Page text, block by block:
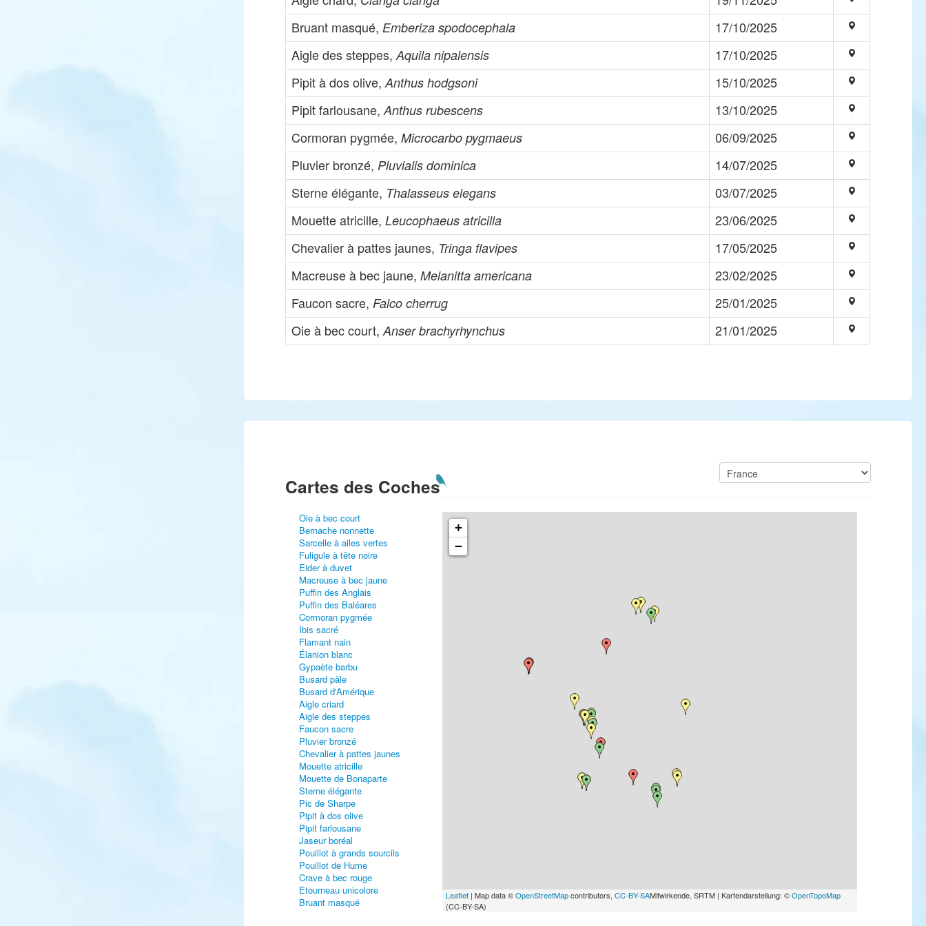
Bruant masqué, Emberiza spodocephala
17/10/2025
Aigle des steppes,Aquila nipalensis
17/10/2025
Pipit à dos olive,Anthus hodgsoni
15/10/2025
Pipit farlousane,Anthus rubescens
13/10/2025
Cormoran pygmée,Microcarbo pygmaeus
06/09/2025
Pluvier bronzé, Pluvialis dominica
14/07/2025
Sterne élégante, Thalasseus elegans
03/07/2025
Mouette atricille,Leucophaeus atricilla
23/06/2025
Chevalier à pattes jaunes, Tringa flavipes
17/05/2025
Macreuse à bec jaune,Melanitta americana
23/02/2025
Faucon sacre, Falco cherrug
25/01/2025
Oie à bec court,Anser brachyrhynchus 21/01/2025
Cartes des Coches
Oie à bec court
Bernache nonnette
Sarcelle à ailes vertes
Fuligule à tête noire
Eider à duvet
Macreuse à bec jaune
Puffin des Anglais
Puffin des Baléares
Cormoran pygmée
Ibis sacré
Flamant nain
Élanion blanc
Gypaète barbu
Busard pâle
Busard d'Amérique
Aigle criard
Aigle des steppes
Faucon sacre
Pluvier bronzé
Chevalier à pattes jaunes
Mouette atricille
Mouette de Bonaparte
Sterne élégante
Pic de Sharpe
Pipit à dos olive
Pipit farlousane
Jaseur boréal
Pouillot à grands sourcils
Pouillot de Hume
Crave à bec rouge
Etourneau unicolore
Bruant masqué
+
−
Leaflet| Map data ©OpenStreetMapcontributors, CC-BY-SAMitwirkende, SRTM | Kartendarstellung: ©OpenTopoMap
(CC-BY-SA)